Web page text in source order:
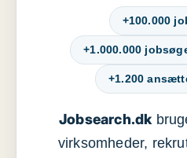
+100.000
+1.000.000
+1.200
Jobsearch.dk
virksomheder,